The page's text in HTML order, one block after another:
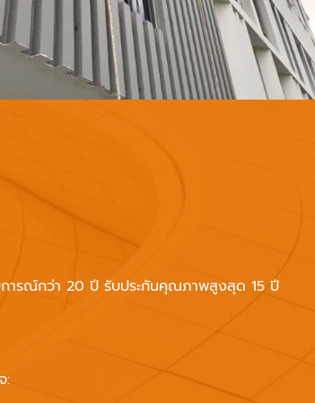
การณ์กว่า 20 ปี รับประกันคุณภาพสูงสุด 15 ปี
: